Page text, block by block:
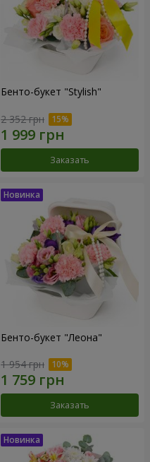
Бенто-букет "Stylish"
2 352 грн
Заказать
Бенто-букет "Леона"
1 954 грн
Заказать